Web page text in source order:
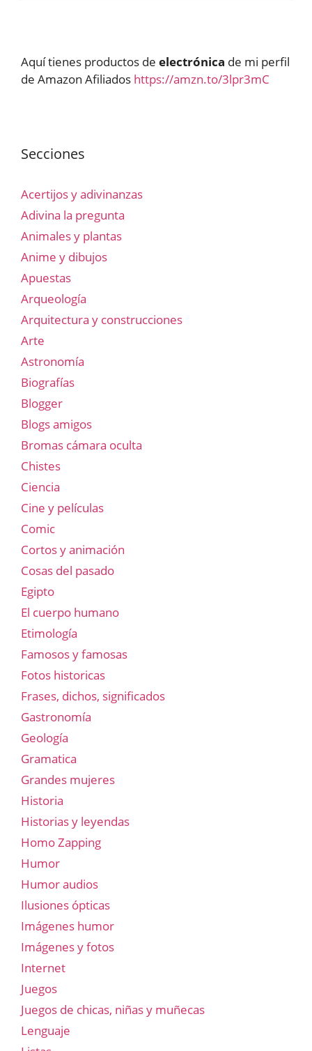
Aquí tienes productos de electrónica de mi perfil
de Amazon Afiliados https://amzn.to/3lpr3mC
Secciones
Acertijos y adivinanzas
Adivina la pregunta
Animales y plantas
Anime y dibujos
Apuestas
Arqueología
Arquitectura y construcciones
Arte
Astronomía
Biografías
Blogger
Blogs amigos
Bromas cámara oculta
Chistes
Ciencia
Cine y películas
Comic
Cortos y animación
Cosas del pasado
Egipto
El cuerpo humano
Etimología
Famosos y famosas
Fotos historicas
Frases, dichos, significados
Gastronomía
Geología
Gramatica
Grandes mujeres
Historia
Historias y leyendas
Homo Zapping
Humor
Humor audios
Ilusiones ópticas
Imágenes humor
Imágenes y fotos
Internet
Juegos
Juegos de chicas, niñas y muñecas
Lenguaje